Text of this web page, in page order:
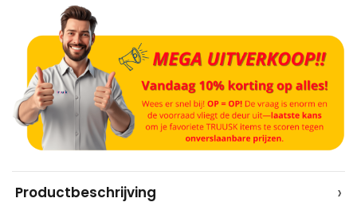
Productbeschrijving ›